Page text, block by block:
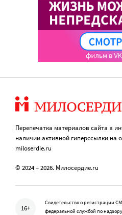
Перепечатка материалов сайта в
наличии активной гиперссылки на
miloserdie.ru
© 2024 – 2026. Милосердие.ru
16+
Свидетельство о регистрации
федеральной службой по